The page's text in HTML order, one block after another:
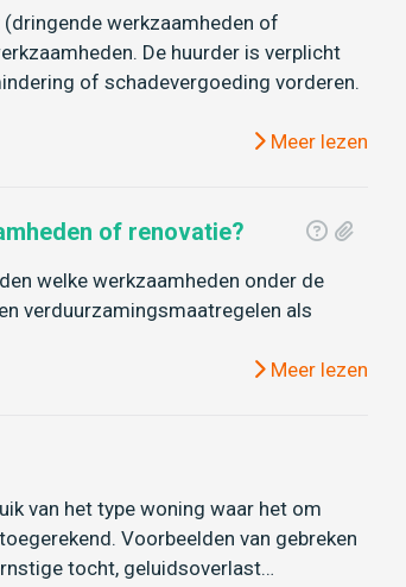
werkzaamheden of
De huurder is verplicht
of schadevergoeding vorderen.
Meer lezen
of renovatie?
welke werkzaamheden onder de
verduurzamingsmaatregelen als
Meer lezen
van het type woning waar het om
Voorbeelden van gebreken
tocht, geluidsoverlast…